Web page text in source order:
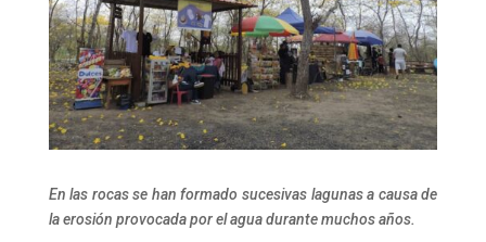
En las rocas se han formado sucesivas lagunas a causa de
la erosión provocada por el agua durante muchos años.